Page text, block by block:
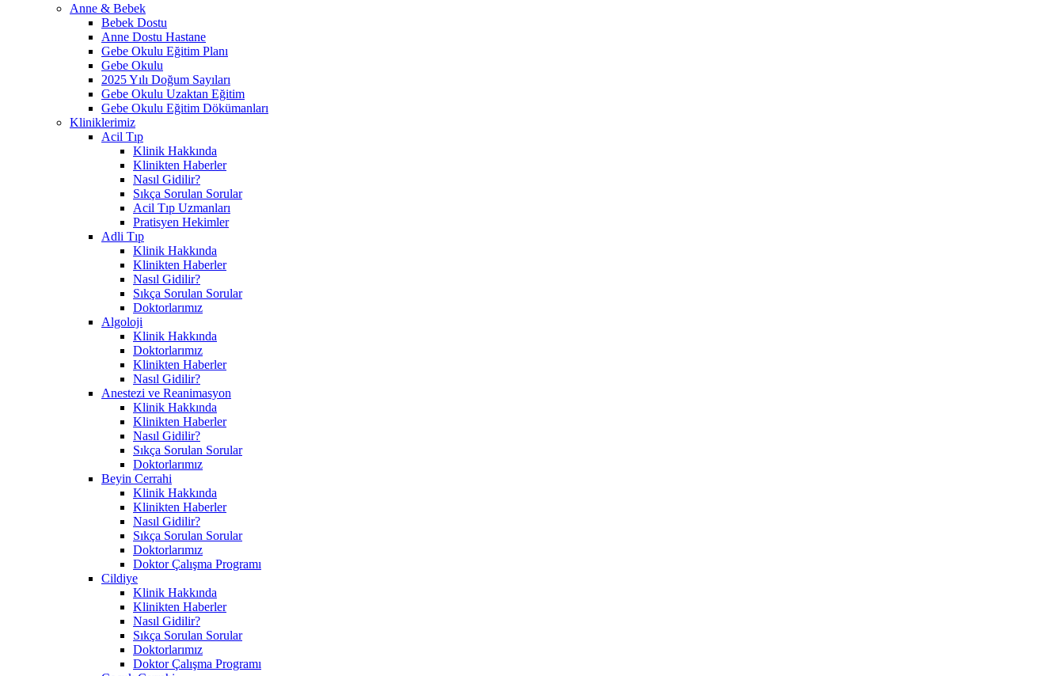
Anne & Bebek
Bebek Dostu
Anne Dostu Hastane
Gebe Okulu Eğitim Planı
Gebe Okulu
2025 Yılı Doğum Sayıları
Gebe Okulu Uzaktan Eğitim
Gebe Okulu Eğitim Dökümanları
Kliniklerimiz
Acil Tıp
Klinik Hakkında
Klinikten Haberler
Nasıl Gidilir?
Sıkça Sorulan Sorular
Acil Tıp Uzmanları
Pratisyen Hekimler
Adli Tıp
Klinik Hakkında
Klinikten Haberler
Nasıl Gidilir?
Sıkça Sorulan Sorular
Doktorlarımız
Algoloji
Klinik Hakkında
Doktorlarımız
Klinikten Haberler
Nasıl Gidilir?
Anestezi ve Reanimasyon
Klinik Hakkında
Klinikten Haberler
Nasıl Gidilir?
Sıkça Sorulan Sorular
Doktorlarımız
Beyin Cerrahi
Klinik Hakkında
Klinikten Haberler
Nasıl Gidilir?
Sıkça Sorulan Sorular
Doktorlarımız
Doktor Çalışma Programı
Cildiye
Klinik Hakkında
Klinikten Haberler
Nasıl Gidilir?
Sıkça Sorulan Sorular
Doktorlarımız
Doktor Çalışma Programı